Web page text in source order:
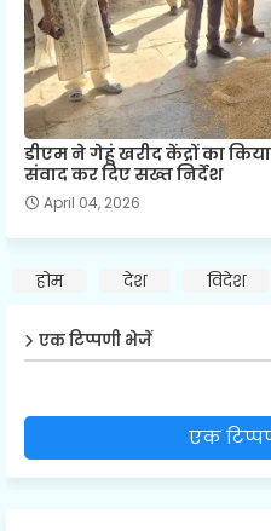
डीएम ने गेहूं खरीद केंद्रों का
संवाद कर दिए सख्त निर्देश
April 04, 2026
होम देश विदेश
एक टिप्पणी भेजें
एक